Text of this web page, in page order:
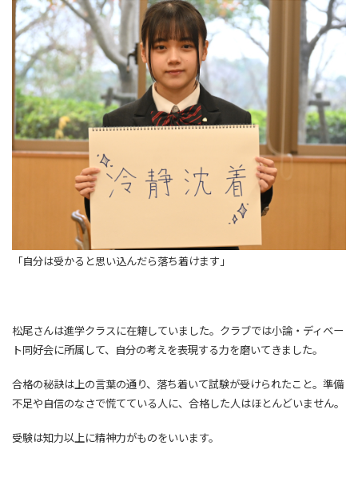
「自分は受かると思い込んだら落ち着けます 」
松尾さんは進学クラスに在籍していました。クラブでは小論・ディベー
ト同好会に所属して、自分の考えを表現する力を磨いてきました。
合格の秘訣は上の言葉の通り、落ち着いて試験が受けられたこと。準備
不足や自信のなさで慌てている人に、合格した人はほとんどいません。
受験は知力以上に精神力がものをいいます。